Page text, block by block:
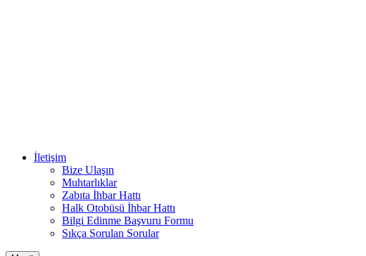
İletişim
Bize Ulaşın
Muhtarlıklar
Zabıta İhbar Hattı
Halk Otobüsü İhbar Hattı
Bilgi Edinme Başvuru Formu
Sıkça Sorulan Sorular